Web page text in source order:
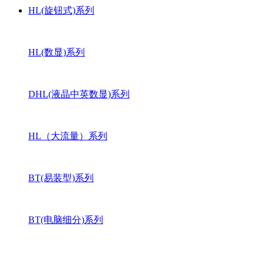
HL(旋钮式)系列
HL(数显)系列
DHL(液晶中英数显)系列
HL（大流量）系列
BT(易装型)系列
BT(电脑细分)系列